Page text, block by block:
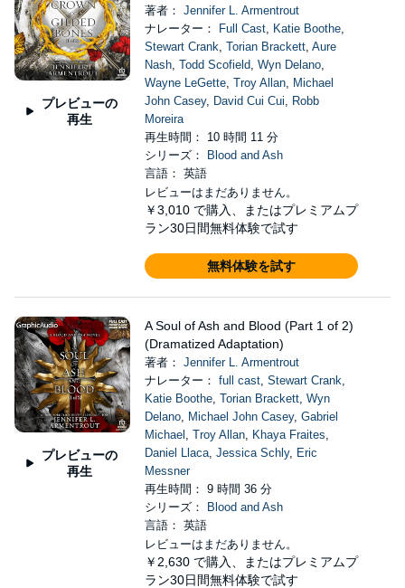
プレビューの
再生
著者： Jennifer L. Armentrout
ナレーター：
Full Cast, Katie Boothe,
Stewart Crank, Torian Brackett, Aure
Nash, Todd Scofield, Wyn Delano,
Wayne LeGette, Troy Allan, Michael
John Casey, David Cui Cui, Robb
Moreira
再生時間： 10 時間 11 分
シリーズ：
Blood and Ash
言語： 英語
レビューはまだありません。
￥3,010 で購入、またはプレミアムプ
ラン30日間無料体験で試す
無料体験を試す
プレビューの
再生
A Soul of Ash and Blood (Part 1 of 2)
(Dramatized Adaptation)
著者： Jennifer L. Armentrout
ナレーター： full cast, Stewart Crank,
Katie Boothe, Torian Brackett, Wyn
Delano, Michael John Casey, Gabriel
Michael , Troy Allan, Khaya Fraites,
Daniel Llaca, Jessica Schly, Eric
Messner
再生時間： 9 時間 36 分
シリーズ：
Blood and Ash
言語： 英語
レビューはまだありません。
￥2,630 で購入、またはプレミアムプ
ラン30日間無料体験で試す